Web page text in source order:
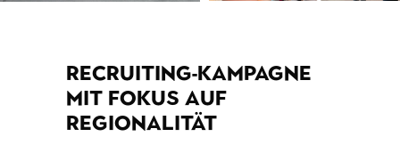
RECRUITING-KAMPAGNE
MIT FOKUS AUF
REGIONALITÄT